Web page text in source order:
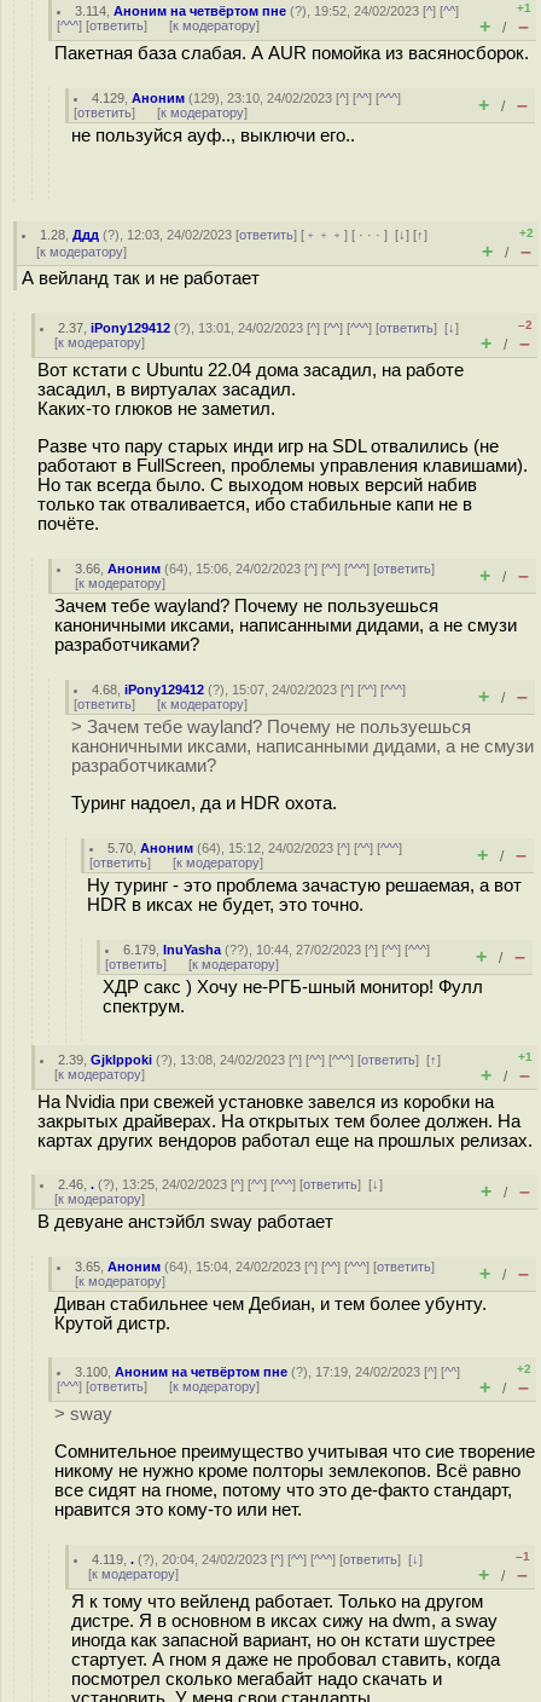
3.114 ,Аноним на четвёртом пне (?), 19:52, 24/02/2023 [^] [^^]
[^^^] [ответить] [к модератору]
+1
+ / –
Пакетная база слабая. А AUR помойка из васяносборок.
4.129 ,Аноним (129), 23:10, 24/02/2023 [^] [^^] [^^^]
[ответить] [к модератору] + / –
не пользуйся ауф.., выключи его..
1.28 ,Ддд (?), 12:03, 24/02/2023 [ответить] [ ﹢﹢﹢] [ · · ·][↓] [↑]
[к модератору]
+2
+ / –
А вейланд так и не работает
2.37 ,iPony129412 (?), 13:01, 24/02/2023 [^] [^^] [^^^] [ответить][↓]
[к модератору]
–2
+ / –
Вот кстати с Ubuntu 22.04 дома засадил, на работе
засадил, в виртуалах засадил.
Каких-то глюков не заметил.
Разве что пару старых инди игр на SDL отвалились (не
работают в FullScreen, проблемы управления клавишами).
Но так всегда было. С выходом новых версий набив
только так отваливается, ибо стабильные капи не в
почёте.
3.66 ,Аноним (64), 15:06, 24/02/2023 [^] [^^] [^^^] [ответить]
[к модератору] + / –
Зачем тебе wayland? Почему не пользуешься
каноничными иксами, написанными дидами, а не смузи
разработчиками?
4.68 ,iPony129412 (?), 15:07, 24/02/2023 [^] [^^] [^^^]
[ответить] [к модератору] + / –
> Зачем тебе wayland? Почему не пользуешься
каноничными иксами, написанными дидами, а не смузи
разработчиками?
Туринг надоел, да и HDR охота.
5.70 ,Аноним (64), 15:12, 24/02/2023 [^] [^^] [^^^]
[ответить] [к модератору] + / –
Ну туринг - это проблема зачастую решаемая, а вот
HDR в иксах не будет, это точно.
6.179 ,InuYasha (??), 10:44, 27/02/2023 [^] [^^] [^^^]
[ответить] [к модератору] + / –
ХДР сакс ) Хочу не-РГБ-шный монитор! Фулл
спектрум.
2.39 ,Gjklppoki (?), 13:08, 24/02/2023 [^] [^^] [^^^] [ответить][↑]
[к модератору]
+1
+ / –
На Nvidia при свежей установке завелся из коробки на
закрытых драйверах. На открытых тем более должен. На
картах других вендоров работал еще на прошлых релизах.
2.46 ,. (?), 13:25, 24/02/2023 [^] [^^] [^^^] [ответить][↓]
[к модератору] + / –
В девуане анстэйбл sway работает
3.65 ,Аноним (64), 15:04, 24/02/2023 [^] [^^] [^^^] [ответить]
[к модератору] + / –
Диван стабильнее чем Дебиан, и тем более убунту.
Крутой дистр.
3.100 ,Аноним на четвёртом пне (?), 17:19, 24/02/2023 [^] [^^]
[^^^] [ответить] [к модератору]
+2
+ / –
> sway
Сомнительное преимущество учитывая что сие творение
никому не нужно кроме полторы землекопов. Всё равно
все сидят на гноме, потому что это де-факто стандарт,
нравится это кому-то или нет.
4.119 ,. (?), 20:04, 24/02/2023 [^] [^^] [^^^] [ответить][↓]
[к модератору]
–1
+ / –
Я к тому что вейленд работает. Только на другом
дистре. Я в основном в иксах сижу на dwm, а sway
иногда как запасной вариант, но он кстати шустрее
стартует. А гном я даже не пробовал ставить, когда
посмотрел сколько мегабайт надо скачать и